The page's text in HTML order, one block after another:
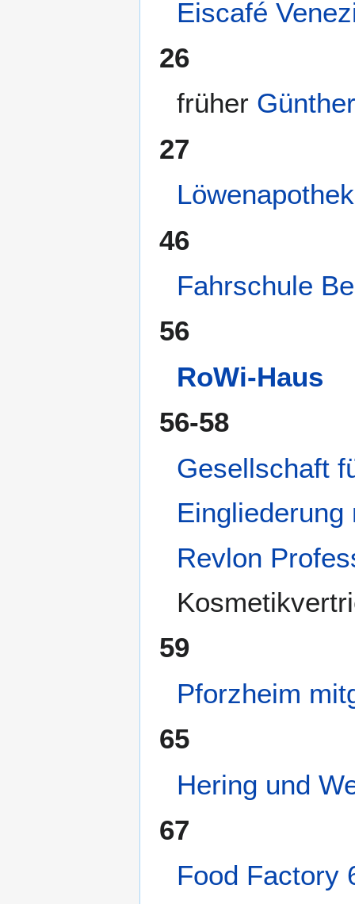
Eiscafé
26
früher
27
46
Fahrschule
56
RoWi-Haus
56-58
Gesellschaft
Revlon
59
Pforzheim
65
Hering und
67
Food Factory